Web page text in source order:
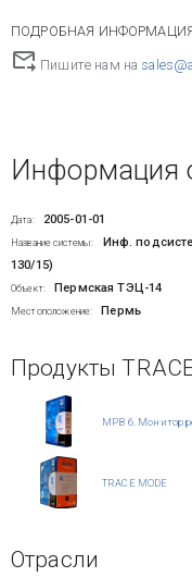
ПОДРОБНАЯ
Пишите нам на
Информация
Дата: 2005-01-01
Название системы:
Инф.
130/15)
Объект: Пермская ТЭЦ-14
Местоположение: Пермь
Продукты
МРВ 6. Монитор
TRACE MODE
Отрасли